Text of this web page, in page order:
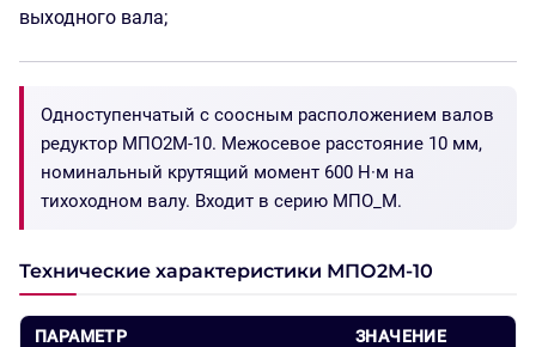
выходного вала;
Одноступенчатый с соосным расположением валов
редуктор МПО2М-10. Межосевое расстояние 10 мм,
номинальный крутящий момент 600 Н·м на
тихоходном валу. Входит в серию МПО_М.
Технические характеристики МПО2М-10
ПАРАМЕТР ЗНАЧЕНИЕ